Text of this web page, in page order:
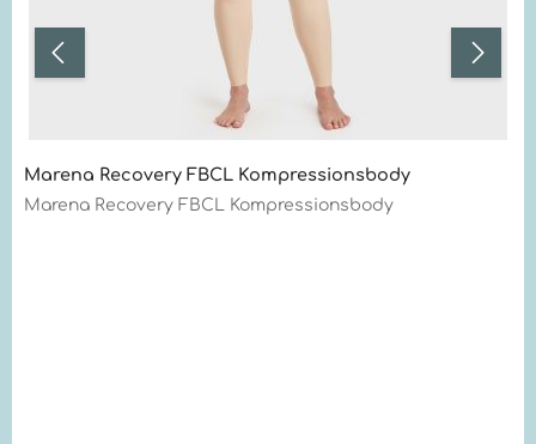
Marena Recovery FBCL Kompressionsbody
Marena Recovery FBCL Kompressionsbody